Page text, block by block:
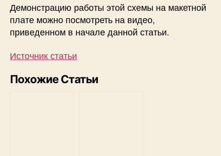
Демонстрацию работы этой схемы на макетной
плате можно посмотреть на видео,
приведенном в начале данной статьи.
Источник статьи
Похожие Статьи